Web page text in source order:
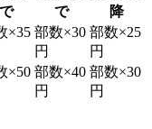
で
で
降
×35 部数×30
円
部数×25
円
×50 部数×40
円
部数×30
円